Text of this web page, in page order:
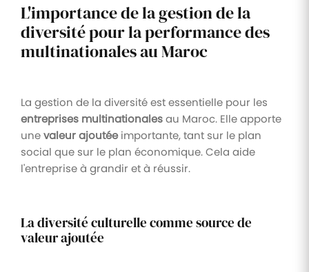
L'importance de la gestion de la
diversité pour la performance des
multinationales au Maroc
La gestion de la diversité est essentielle pour les
entreprises multinationalesau Maroc. Elle apporte
unevaleur ajoutéeimportante, tant sur le plan
social que sur le plan économique. Cela aide
l'entreprise à grandir et à réussir.
La diversité culturelle comme source de
valeur ajoutée